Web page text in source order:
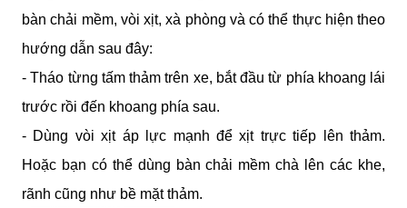
bàn chải mềm, vòi xịt, xà phòng và có thể thực hiện theo
hướng dẫn sau đây:
- Tháo từng tấm thảm trên xe, bắt đầu từ phía khoang lái
trước rồi đến khoang phía sau.
- Dùng vòi xịt áp lực mạnh để xịt trực tiếp lên thảm.
Hoặc bạn có thể dùng bàn chải mềm chà lên các khe,
rãnh cũng như bề mặt thảm.